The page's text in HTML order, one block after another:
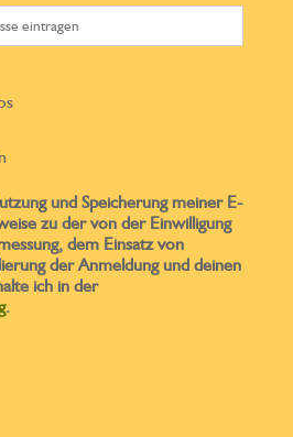
und Speicherung meiner E-
zu der von der Einwilligung
dem Einsatz von
der Anmeldung und deinen
ich in der
.